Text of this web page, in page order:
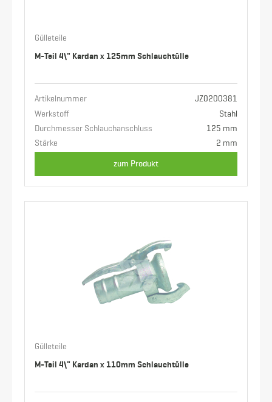
Gülleteile
M-Teil 4\" Kardan x 125mm Schlauchtülle
Artikelnummer
JZ0200381
Werkstoff
Stahl
Durchmesser Schlauchanschluss
125 mm
Stärke
2 mm
zum Produkt
Gülleteile
M-Teil 4\" Kardan x 110mm Schlauchtülle